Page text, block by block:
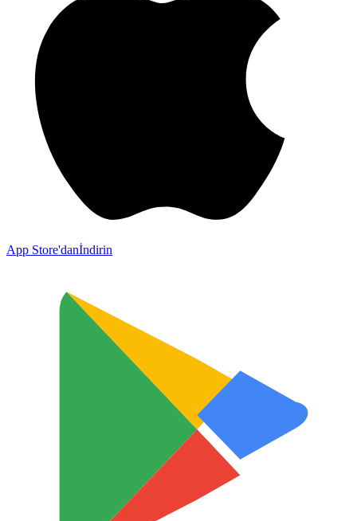
App Store'danİndirin